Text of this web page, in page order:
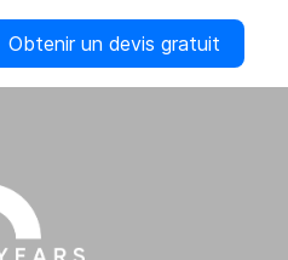
Obtenir un devis gratuit